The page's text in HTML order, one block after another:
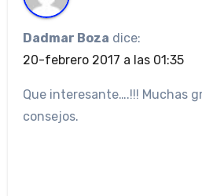
Dadmar Boza dice:
20-febrero 2017 a las 01:35
Que interesante….!!! Muchas
consejos.